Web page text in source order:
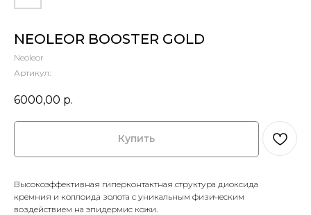
NEOLEOR BOOSTER GOLD
Neoleor
Артикул:
6000,00 р.
Купить
Высокоэффективная гиперконтактная структура диоксида
кремния и коллоида золота с уникальным физическим
воздействием на эпидермис кожи.